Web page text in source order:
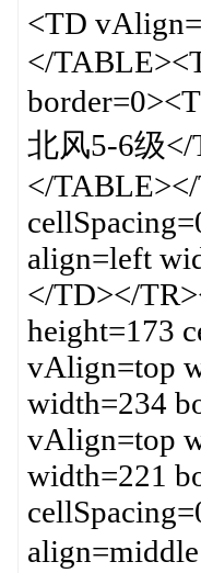
<TD
</
北风5-6级
</
align=left
</TD></
height=173
vAlign=top
width=234
vAlign=top
width=221